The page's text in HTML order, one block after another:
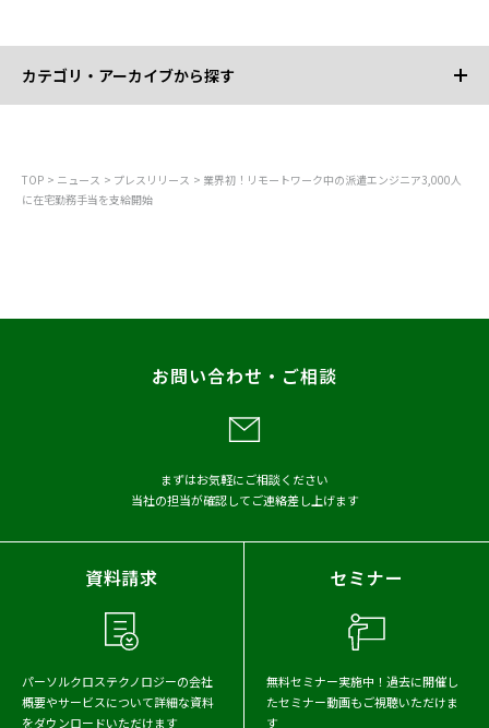
カテゴリ・アーカイブから探す
メディア掲載
2026年 2025年
2024年
2023年
2022年
2021年
2020年
2018年
2017年
TOP ニュース プレスリリース
業界初！リモートワーク中の派遣エンジニア3,000人
に在宅勤務手当を支給開始
お問い合わせ・ご相談
まずはお気軽にご相談ください
当社の担当が確認してご連絡差し上げます
資料請求
パーソルクロステクノロジーの会社
概要やサービスについて詳細な資料
をダウンロードいただけます
セミナー
無料セミナー実施中！ 過去に開催し
たセミナー動画もご視聴いただけま
す